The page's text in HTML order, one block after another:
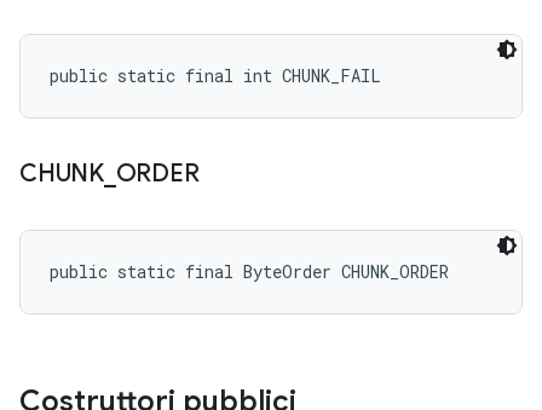
public static final int CHUNK_FAIL
CHUNK_ ORDER
public static final ByteOrder CHUNK_ORDER
Costruttori pubblici